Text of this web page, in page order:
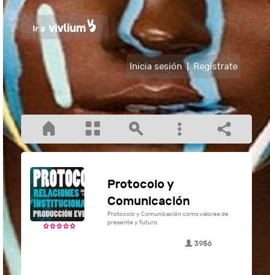
Inicia sesión | Regístrate
Protocolo y
Comunicación
Protocolo y Comunicación como valores de
presente y futuro
3956